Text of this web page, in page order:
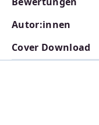
Autor:innen
Cover Download